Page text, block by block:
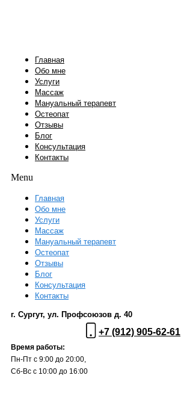
Главная
Обо мне
Услуги
Массаж
Мануальный терапевт
Остеопат
Отзывы
Блог
Консультация
Контакты
Menu
Главная
Обо мне
Услуги
Массаж
Мануальный терапевт
Остеопат
Отзывы
Блог
Консультация
Контакты
г. Сургут, ул. Профсоюзов д. 40
+7 (912) 905-62-61
Время работы:
Пн-Пт с 9:00 до 20:00,
Сб-Вс с 10:00 до 16:00